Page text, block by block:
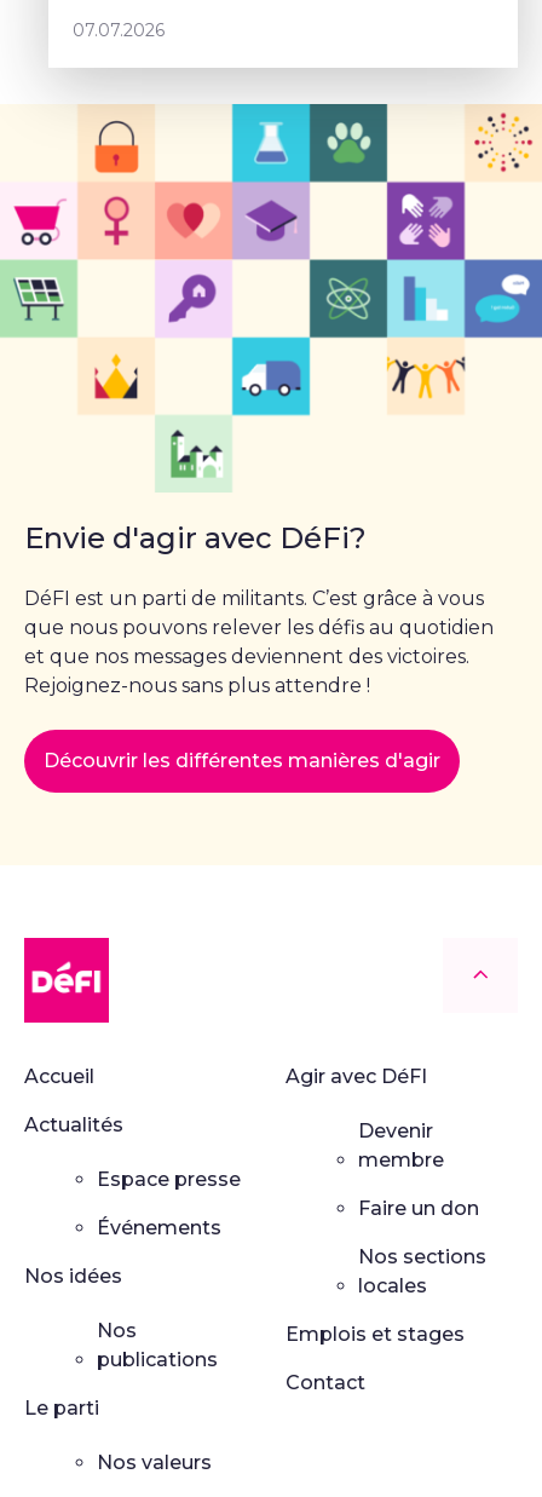
07.07.2026
Envie d'agir avec DéFi?
DéFI est un parti de militants. C’est grâce à vous
que nous pouvons relever les défis au quotidien
et que nos messages deviennent des victoires.
Rejoignez-nous sans plus attendre !
Découvrir les différentes manières d'agir
Accueil
Actualités
Espace presse
Événements
Nos idées
Nos
publications
Le parti
Nos valeurs
Agir avec DéFI
Devenir
membre
Faire un don
Nos sections
locales
Emplois et stages
Contact